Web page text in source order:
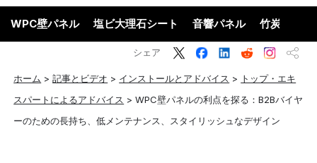
WPC壁パネル 塩ビ大理石シート 音響パネル 竹炭ウッド
ホーム >記事とビデオ > インストールとアドバイス > トップ・エキ
スパートによるアドバイス >WPC壁パネルの利点を探る：B2Bバイヤ
ーのための長持ち、低メンテナンス、スタイリッシュなデザイン
シェア